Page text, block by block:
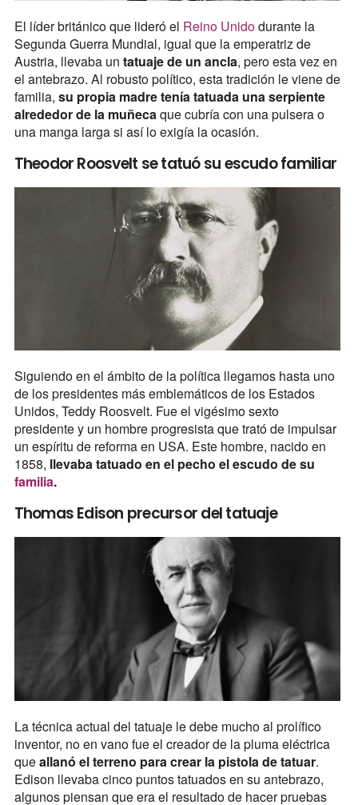
El líder británico que lideró el Reino Unidodurante la
Segunda Guerra Mundial, igual que la emperatriz de
Austria, llevaba un tatuaje de un ancla, pero esta vez en
el antebrazo. Al robusto político, esta tradición le viene de
familia, su propia madre tenía tatuada una serpiente
alrededor de la muñecaque cubría con una pulsera o
una manga larga si así lo exigía la ocasión.
Theodor Roosvelt se tatuó su escudo familiar
Siguiendo en el ámbito de la política llegamos hasta uno
de los presidentes más emblemáticos de los Estados
Unidos, Teddy Roosvelt. Fue el vigésimo sexto
presidente y un hombre progresista que trató de impulsar
un espíritu de reforma en USA. Este hombre, nacido en
1858, llevaba tatuado en el pecho el escudo de su
familia.
Thomas Edison precursor del tatuaje
La técnica actual del tatuaje le debe mucho al prolífico
inventor, no en vano fue el creador de la pluma eléctrica
queallanó el terreno para crear la pistola de tatuar.
Edison llevaba cinco puntos tatuados en su antebrazo,
algunos piensan que era el resultado de hacer pruebas